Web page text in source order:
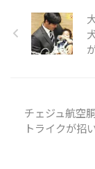
チェジュ航空
トライクが招